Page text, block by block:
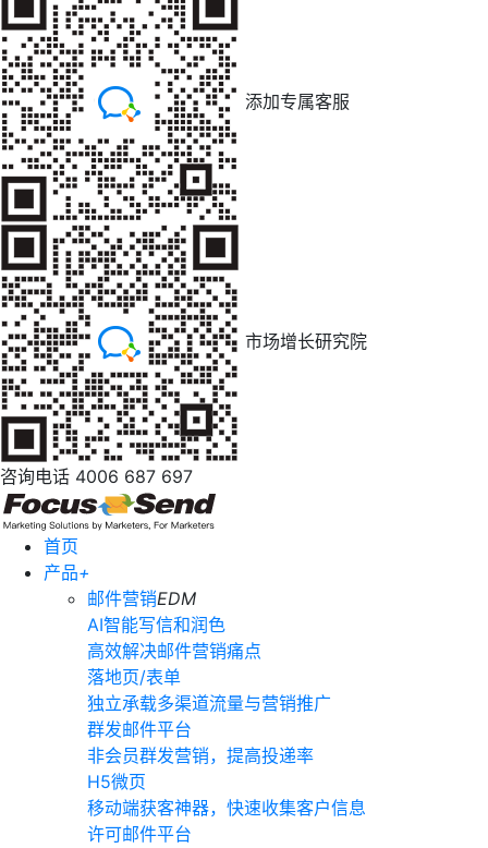
添加专属客服
市场增长研究院
咨询电话 4006 687 697
首页
产品+
邮件营销EDM
AI智能写信和润色
高效解决邮件营销痛点
落地页/表单
独立承载多渠道流量与营销推广
群发邮件平台
非会员群发营销，提高投递率
H5微页
移动端获客神器，快速收集客户信息
许可邮件平台